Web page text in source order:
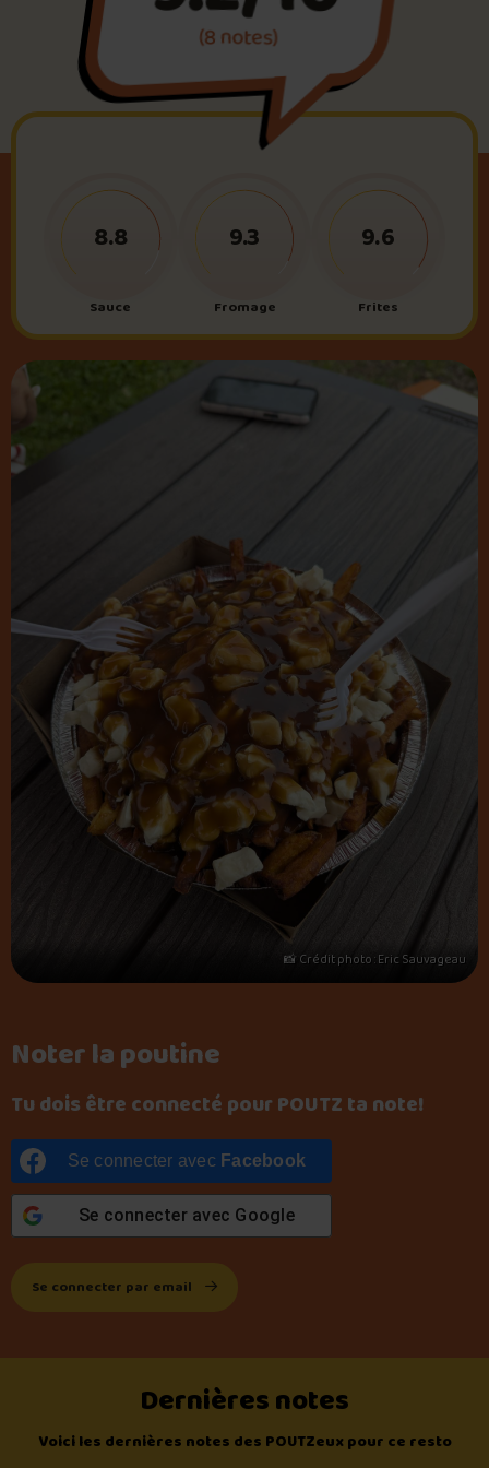
Foire aux questions
Me connecter
(8 notes)
Noter la poutine
Tu dois être connecté pour POUTZ ta note!
Se connecter avec Facebook
Se connecter avec Google
Se connecter par email
Sauce
8.8
Fromage
9.3
Frites
9.6
📸 Crédit photo : Eric Sauvageau
Dernières notes
Voici les dernières notes des POUTZeux pour ce resto